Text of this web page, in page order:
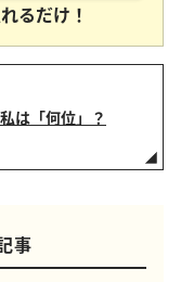
るだけ！
は「何位」？
事